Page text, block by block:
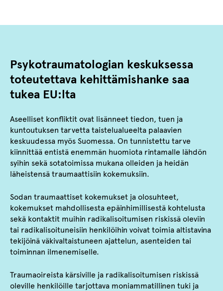
Psykotraumatologian keskuksessa
toteutettava kehittämishanke saa
tukea EU:lta
Aseelliset konfliktit ovat lisänneet tiedon, tuen ja
kuntoutuksen tarvetta taistelualueelta palaavien
keskuudessa myös Suomessa. On tunnistettu tarve
kiinnittää entistä enemmän huomiota rintamalle lähdön
syihin sekä sotatoimissa mukana olleiden ja heidän
läheistensä traumaattisiin kokemuksiin.
Sodan traumaattiset kokemukset ja olosuhteet,
kokemukset mahdollisesta epäinhimillisestä kohtelusta
sekä kontaktit muihin radikalisoitumisen riskissä oleviin
tai radikalisoituneisiin henkilöihin voivat toimia altistavina
tekijöinä väkivaltaistuneen ajattelun, asenteiden tai
toiminnan ilmenemiselle.
Traumaoireista kärsiville ja radikalisoitumisen riskissä
oleville henkilöille tarjottava moniammatillinen tuki ja